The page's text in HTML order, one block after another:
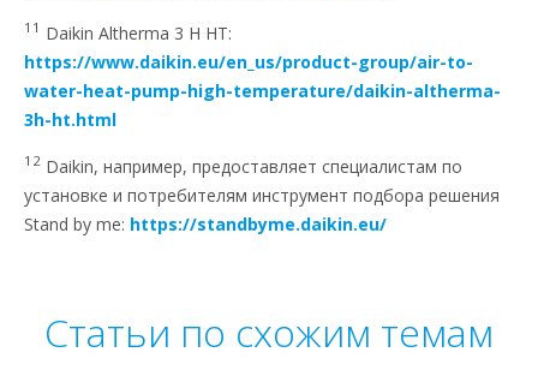
11 Daikin Altherma 3 H HT:
https://www.daikin.eu/en_us/product-group/air-to-
water-heat-pump-high-temperature/daikin-altherma-
3h-ht.html
12 Daikin, например, предоставляет специалистам по
установке и потребителям инструмент подбора решения
Stand by me: https://standbyme.daikin.eu/
Статьи по схожим темам